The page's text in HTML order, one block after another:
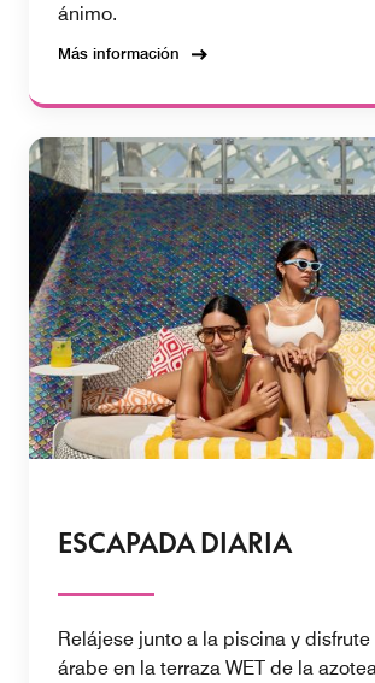
ánimo.
Más información
ESCAPADA DIARIA
Relájese junto a la piscina y disfrute
árabe en la terraza WET de la